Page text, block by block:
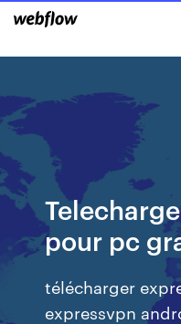
pour pc
télécharger
expressvpn